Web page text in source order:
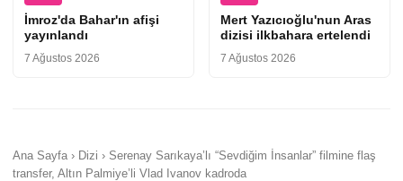
İmroz'da Bahar'ın afişi
yayınlandı
7 Ağustos 2026
Mert Yazıcıoğlu'nun Aras
dizisi ilkbahara ertelendi
7 Ağustos 2026
Ana Sayfa › Dizi › Serenay Sarıkaya’lı “Sevdiğim İnsanlar” filmine flaş
transfer, Altın Palmiye’li Vlad Ivanov kadroda